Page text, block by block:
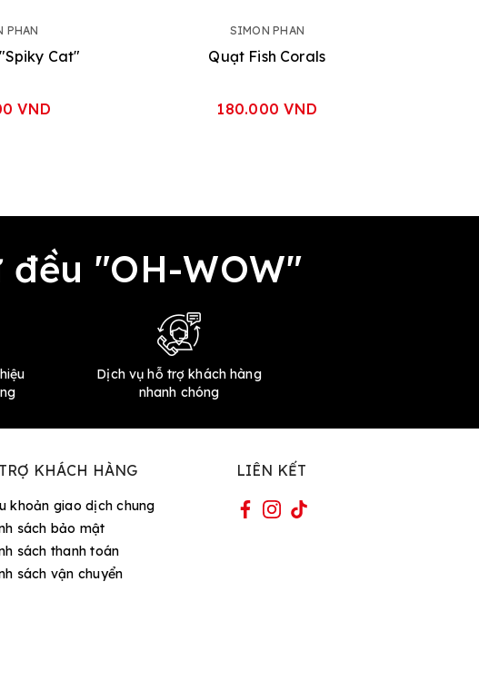
PHAN
Cat"
VND
SIMON PHAN
Quạt Fish Corals
180.000 VND
"OH-WOW"
Dịch vụ hỗ trợ khách hàng
nhanh chóng
KHÁCH HÀNG
khoản giao dịch chung
sách bảo mật
sách thanh toán
sách vận chuyển
LIÊN KẾT